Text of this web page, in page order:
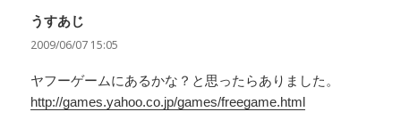
うすあじ
り:
2009/06/07 15:05
ヤフーゲームにあるかな？と思ったらありました。
http://games.yahoo.co.jp/games/freegame.html